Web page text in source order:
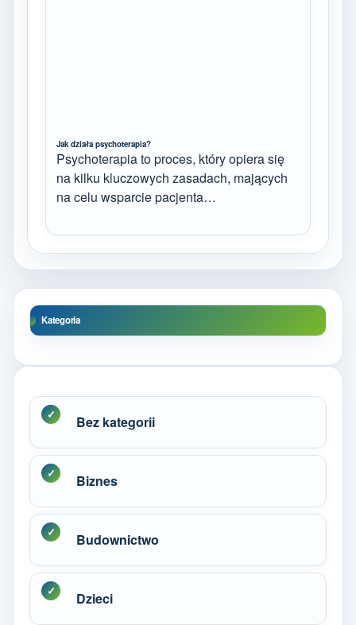
Jak działa psychoterapia?
Psychoterapia to proces, który opiera się
na kilku kluczowych zasadach, mających
na celu wsparcie pacjenta…
Kategoria
Bez kategorii
Biznes
Budownictwo
Dzieci